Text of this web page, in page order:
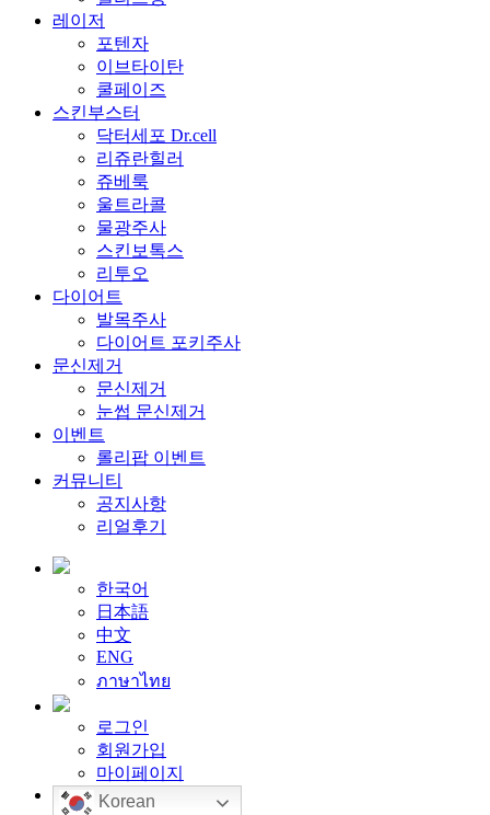
레이저
포텐자
이브타이탄
쿨페이즈
스킨부스터
닥터세포 Dr.cell
리쥬란힐러
쥬베룩
울트라콜
물광주사
스킨보톡스
리투오
다이어트
발목주사
다이어트 포키주사
문신제거
문신제거
눈썹 문신제거
이벤트
롤리팝 이벤트
커뮤니티
공지사항
리얼후기
한국어
日本語
中文
ENG
ภาษาไทย
로그인
회원가입
마이페이지
Korean